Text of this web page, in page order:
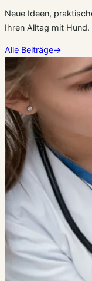
Neue Ideen,
Ihren Alltag mit Hund.
Alle Beiträge→